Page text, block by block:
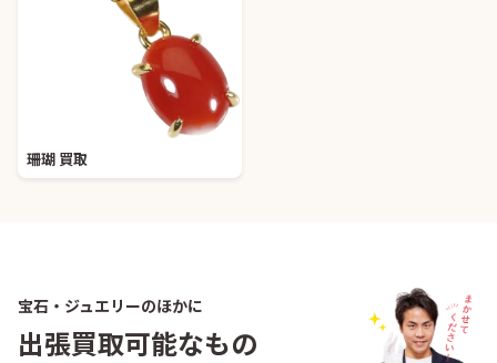
珊瑚 買取
宝石・ジュエリーのほかに
出張買取可能なもの